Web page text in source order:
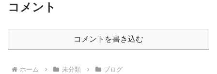
コメント
コメントを書き込む
ホーム 未分類 ブログ